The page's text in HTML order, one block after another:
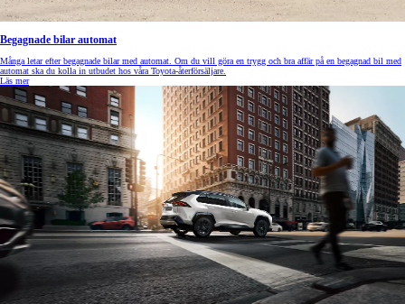
Begagnade bilar automat
Många letar efter begagnade bilar med automat. Om du vill göra en trygg och bra affär på en begagnad bil med
automat ska du kolla in utbudet hos våra Toyota-återförsäljare.
Läs mer